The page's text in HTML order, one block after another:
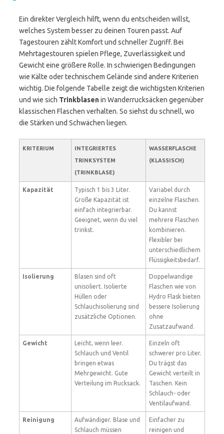
Ein direkter Vergleich hilft, wenn du entscheiden willst,
welches System besser zu deinen Touren passt. Auf
Tagestouren zählt Komfort und schneller Zugriff. Bei
Mehrtagestouren spielen Pflege, Zuverlässigkeit und
Gewicht eine größere Rolle. In schwierigen Bedingungen
wie Kälte oder technischem Gelände sind andere Kriterien
wichtig. Die folgende Tabelle zeigt die wichtigsten Kriterien
und wie sich Trinkblasenin Wanderrucksäcken gegenüber
klassischen Flaschen verhalten. So siehst du schnell, wo
die Stärken und Schwächen liegen.
KRITERIUM
INTEGRIERTES
TRINKSYSTEM
(TRINKBLASE)
WASSERFLASCHE
(KLASSISCH)
Kapazität
Typisch 1 bis 3 Liter.
Große Kapazität ist
einfach integrierbar.
Geeignet, wenn du viel
trinkst.
Variabel durch
einzelne Flaschen.
Du kannst
mehrere Flaschen
kombinieren.
Flexibler bei
unterschiedlichem
Flüssigkeitsbedarf.
Isolierung
Blasen sind oft
unisoliert. Isolierte
Hüllen oder
Schlauchisolierung sind
zusätzliche Optionen.
Doppelwandige
Flaschen wie von
Hydro Flask bieten
bessere Isolierung
ohne
Zusatzaufwand.
Gewicht
Leicht, wenn leer.
Schlauch und Ventil
bringen etwas
Mehrgewicht. Gute
Verteilung im Rucksack.
Einzeln oft
schwerer pro Liter.
Du trägst das
Gewicht verteilt in
Taschen. Kein
Schlauch- oder
Ventilaufwand.
Reinigung
Aufwändiger. Blase und
Schlauch müssen
Einfacher zu
reinigen und